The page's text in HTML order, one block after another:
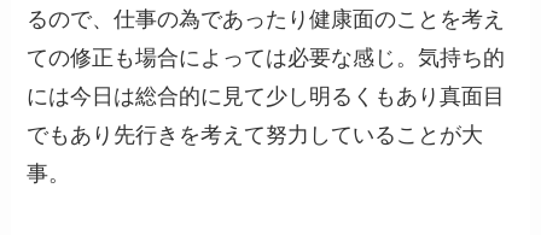
るので、仕事の為であったり健康面のことを考え
ての修正も場合によっては必要な感じ。気持ち的
には今日は総合的に見て少し明るくもあり真面目
でもあり先行きを考えて努力していることが大
事。